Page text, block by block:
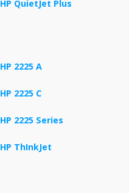
HP QuietJet Plus
HP 2225 A
HP 2225 C
HP 2225 Series
HP ThInkJet